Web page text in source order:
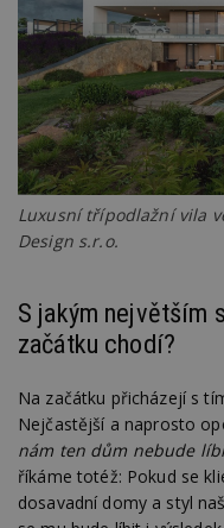
Luxusní třípodlažní vila
Design s.r.o.
S jakým největším
začátku chodí?
Na začátku přicházejí s
Nejčastější a naprosto
nám ten dům nebude
říkáme totéž: Pokud se
dosavadní domy a styl